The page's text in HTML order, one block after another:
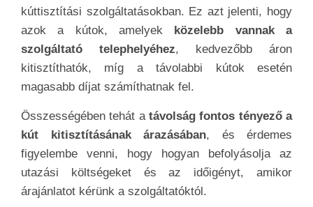
kúttisztítási szolgáltatásokban. Ez azt jelenti, hogy
azok a kútok, amelyek közelebb vannak a
szolgáltató telephelyéhez, kedvezőbb áron
kitisztíthatók, míg a távolabbi kútok esetén
magasabb díjat számíthatnak fel.
Összességében tehát atávolság fontos tényező a
kút kitisztításának árazásában, és érdemes
figyelembe venni, hogy hogyan befolyásolja az
utazási költségeket és az időigényt, amikor
árajánlatot kérünk a szolgáltatóktól.